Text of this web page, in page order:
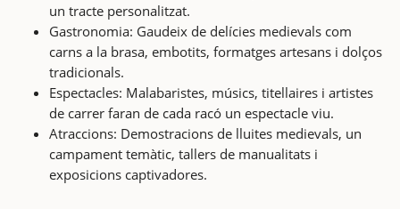
un tracte personalitzat.
Gastronomia: Gaudeix de delícies medievals com
carns a la brasa, embotits, formatges artesans i dolços
tradicionals.
Espectacles: Malabaristes, músics, titellaires i artistes
de carrer faran de cada racó un espectacle viu.
Atraccions: Demostracions de lluites medievals, un
campament temàtic, tallers de manualitats i
exposicions captivadores.